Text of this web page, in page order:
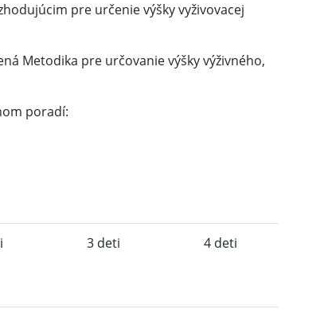
pre určenie výšky vyživovacej
Metodika pre určovanie výšky výživného,
poradí:
3 deti 4 deti